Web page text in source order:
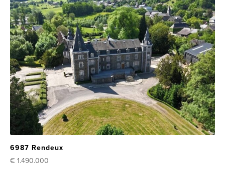
6987 Rendeux
€ 1.490.000